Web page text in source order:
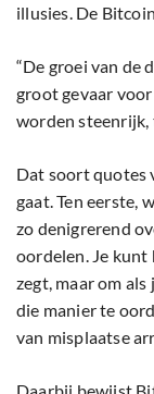
illusies. De
“De groei van de
groot gevaar
worden steenrijk,
Dat soort quotes
gaat. Ten eerste,
zo denigrerend
oordelen. Je kunt
zegt, maar om
die manier te
van misplaatse